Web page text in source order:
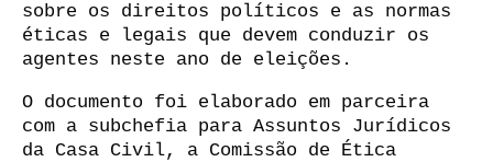
sobre os direitos políticos e as normas
éticas e legais que devem conduzir os
agentes neste ano de eleições.
O documento foi elaborado em parceira
com a subchefia para Assuntos Jurídicos
da Casa Civil, a Comissão de Ética